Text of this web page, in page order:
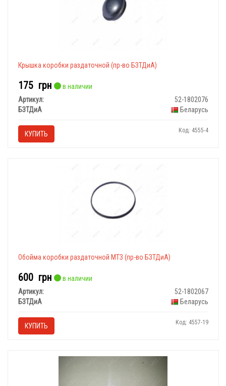
Крышка коробки раздаточной (пр-во БЗТДиА)
175 грн
в наличии
Артикул:
52-1802076
БЗТДиА
Беларусь
КУПИТЬ Код: 4555-4
Обойма коробки раздаточной МТЗ (пр-во БЗТДиА)
600 грн
в наличии
Артикул:
52-1802067
БЗТДиА
Беларусь
КУПИТЬ Код: 4557-19